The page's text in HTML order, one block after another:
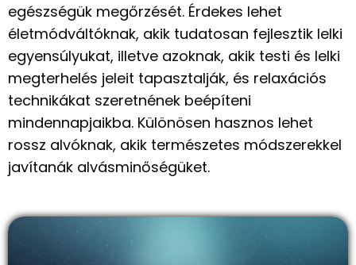
egészségük megőrzését. Érdekes lehet
életmódváltóknak, akik tudatosan fejlesztik lelki
egyensúlyukat, illetve azoknak, akik testi és lelki
megterhelés jeleit tapasztalják, és relaxációs
technikákat szeretnének beépíteni
mindennapjaikba. Különösen hasznos lehet
rossz alvóknak, akik természetes módszerekkel
javítanák alvásminőségüket.